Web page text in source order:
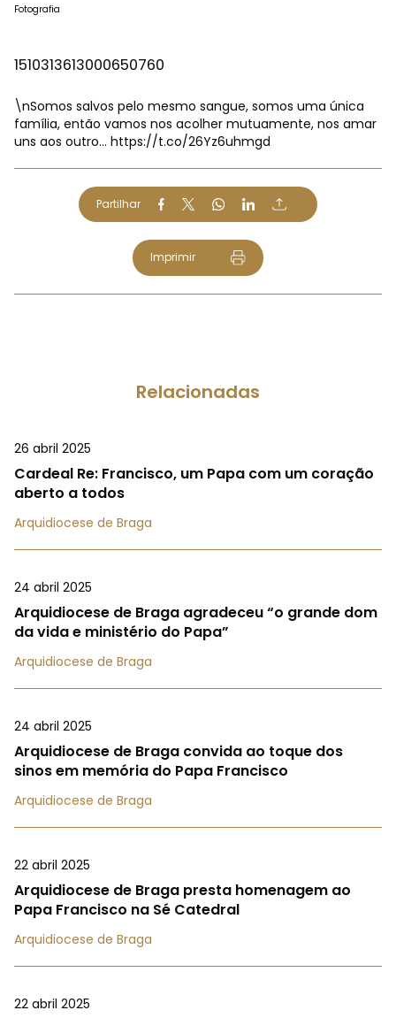
Fotografia
1510313613000650760
\nSomos salvos pelo mesmo sangue, somos uma única
família, então vamos nos acolher mutuamente, nos amar
uns aos outro… https://t.co/26Yz6uhmgd
Partilhar
Imprimir
Relacionadas
26 abril 2025
Cardeal Re: Francisco, um Papa com um coração
aberto a todos
Arquidiocese de Braga
24 abril 2025
Arquidiocese de Braga agradeceu “o grande dom
da vida e ministério do Papa”
Arquidiocese de Braga
24 abril 2025
Arquidiocese de Braga convida ao toque dos
sinos em memória do Papa Francisco
Arquidiocese de Braga
22 abril 2025
Arquidiocese de Braga presta homenagem ao
Papa Francisco na Sé Catedral
Arquidiocese de Braga
22 abril 2025